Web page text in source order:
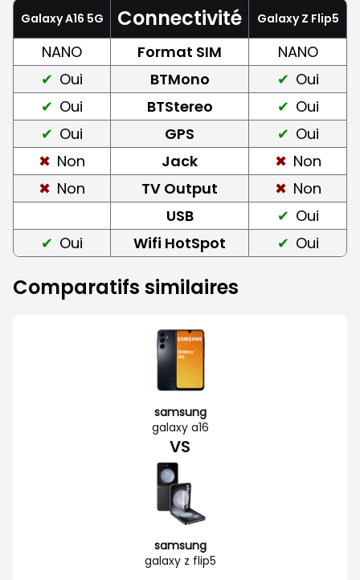
Galaxy A16 5G Connectivité Galaxy Z Flip5
NANO Format SIM
NANO
Oui
BTMono
Oui
Oui
BTStereo
Oui
Oui
GPS
Oui
Non
Jack
Non
Non
TV Output
Non
USB
Oui
Oui
Wifi HotSpot Oui
Comparatifs similaires
samsung
galaxy a16
VS
samsung
galaxy z flip5